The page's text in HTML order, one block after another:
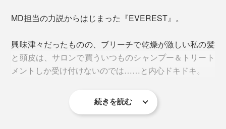
ャンプーのパッケージとしては他に類を見ないアルチュ
MD担当の力説からはじまった『EVEREST』。
興味津々だったものの、ブリーチで乾燥が激しい私の髪
と頭皮は、サロンで買ういつものシャンプー＆トリート
メントしか受け付けないのでは……と内心ドキドキ。
というのも、これまで何度かノン・シリコンやオーガニ
続きを読む